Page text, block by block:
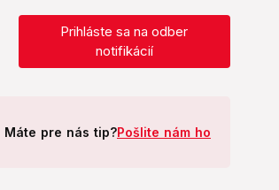
Prihláste sa na odber
notifikácií
Máte pre nás tip?Pošlite nám ho